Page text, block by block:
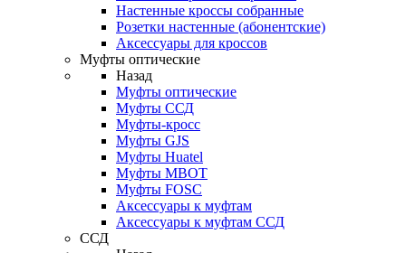
Настенные кроссы собранные
Розетки настенные (абонентские)
Аксессуары для кроссов
Муфты оптические
Назад
Муфты оптические
Муфты ССД
Муфты-кросс
Муфты GJS
Муфты Huatel
Муфты МВОТ
Муфты FOSC
Аксессуары к муфтам
Аксессуары к муфтам ССД
ССД